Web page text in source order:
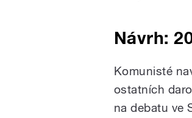
Návrh:
Komunisté
ostatních
na debatu ve